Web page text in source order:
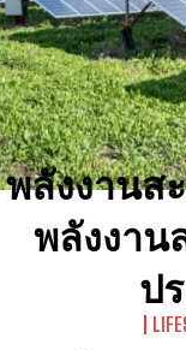
พลังงานส
พลังงาน
ป